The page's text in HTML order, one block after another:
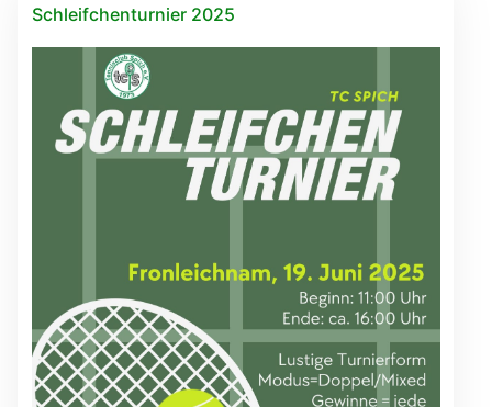
Schleifchenturnier 2025